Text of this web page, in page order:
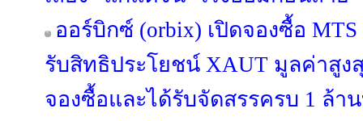
ออร์บิกซ์ (orbix) เปิดจองซื้อ MTS
รับสิทธิประโยชน์ XAUT มูลค่าสูง
จองซื้อและได้รับจัดสรรครบ 1 ล้า